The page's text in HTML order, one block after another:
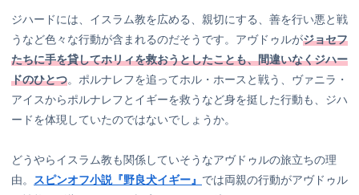
ジハードには、イスラム教を広める、親切にする、善を行い悪と戦
うなど色々な行動が含まれるのだそうです。アヴドゥルがジョセフ
たちに手を貸してホリィを救おうとしたことも、間違いなくジハー
ドのひとつ。ポルナレフを追ってホル・ホースと戦う、ヴァニラ・
アイスからポルナレフとイギーを救うなど身を挺した行動も、ジハ
ードを体現していたのではないでしょうか。
どうやらイスラム教も関係していそうなアヴドゥルの旅立ちの理
由。
スピンオフ小説『野良犬イギー』 では両親の行動がアヴドゥル